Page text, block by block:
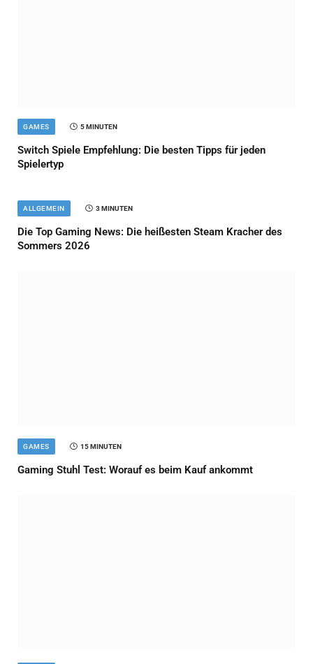
GAMES 5 MINUTEN
Switch Spiele Empfehlung: Die besten Tipps für jeden
Spielertyp
ALLGEMEIN 3 MINUTEN
Die Top Gaming News: Die heißesten Steam Kracher des
Sommers 2026
GAMES 15 MINUTEN
Gaming Stuhl Test: Worauf es beim Kauf ankommt